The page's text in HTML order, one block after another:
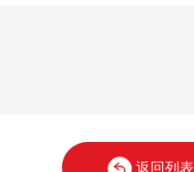
返回列表